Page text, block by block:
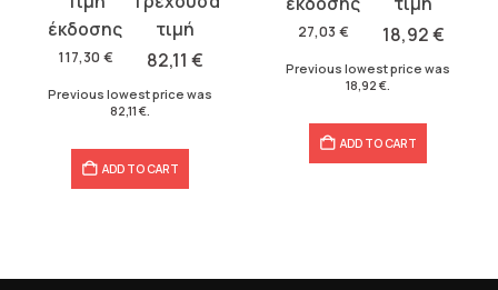
117,30 €
price
was:
117,30 €.
82,11 €
price
82,11 €.
Previous lowest price was
82,11 €.
ADD TO CART
27,03 €
was:
27,03 €.
18,92€
18,92 €.
Previous lowest price was
18,92 €.
ADD TO CART